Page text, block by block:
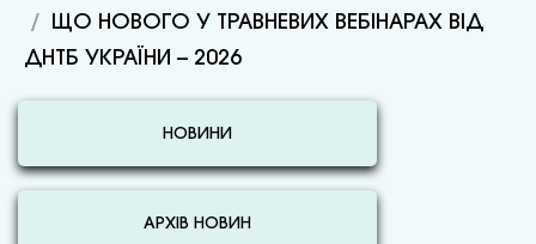
ЩО НОВОГО У ТРАВНЕВИХ ВЕБІНАРАХ ВІД
ДНТБ УКРАЇНИ – 2026
НОВИНИ
АРХІВ НОВИН